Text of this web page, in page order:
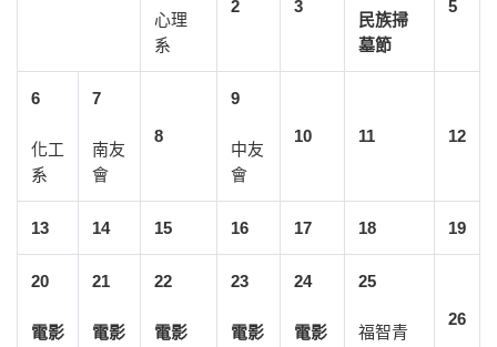
心理
系
2 3
民族掃
墓節
5
6
化工
系
7
南友
會
8
9
中友
會
10 11 12
13 14 15 16 17 18 19
20
電影
21
電影
22
電影
23
電影
24
電影
25
福智青
26